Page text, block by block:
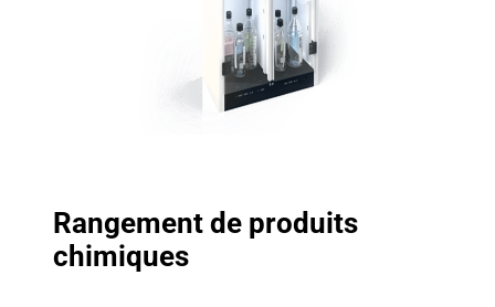
Rangement de produits
chimiques